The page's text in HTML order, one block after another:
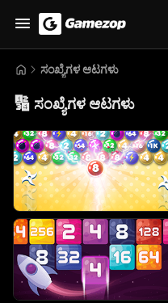
ಸಂಖ್ಯೆಗಳ ಆಟಗಳು
🔢 ಸಂಖ್ಯೆಗಳ ಆಟಗಳು